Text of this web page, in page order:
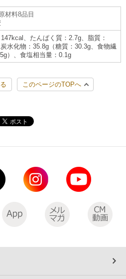
ジ
）
）
ング（店舗限定）
アリング（店舗限定）
エクボクローク」（店舗限定）
材料8品目
、たんぱく質：2.7g、脂質：
水化物：35.8g（糖質：30.3g、食物繊
）、食塩相当量：0.1g
このページのTOPへ